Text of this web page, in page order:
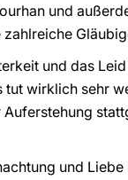
und
und das
wirklich sehr
und